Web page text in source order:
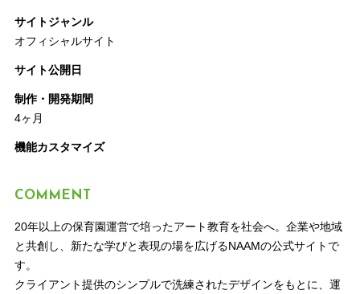
サイトジャンル
オフィシャルサイト
サイト公開日
制作・開発期間
4ヶ月
機能カスタマイズ
COMMENT
20年以上の保育園運営で培ったアート教育を社会へ。企業や地域
と共創し、新たな学びと表現の場を広げるNAAMの公式サイトで
す。
クライアント提供のシンプルで洗練されたデザインをもとに、運